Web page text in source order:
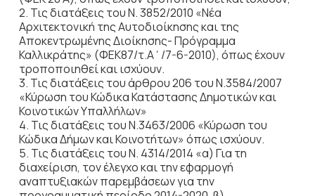
2. Τις διατάξεις του Ν. 3852/2010 «Νέα
Αρχιτεκτονική της Αυτοδιοίκησης και της
Αποκεντρωμένης Διοίκησης- Πρόγραμμα
Καλλικράτης» (ΦΕΚ87/τ.Α΄/7-6-2010), όπως έχουν
τροποποιηθεί και ισχύουν.
3. Τις διατάξεις του άρθρου 206 του Ν.3584/2007
«Κύρωση του Κώδικα Κατάστασης Δημοτικών και
Κοινοτικών Υπαλλήλων»
4. Τις διατάξεις του Ν.3463/2006 «Κύρωση του
Κώδικα Δήμων και Κοινοτήτων» όπως ισχύουν.
5. Τις διατάξεις του Ν. 4314/2014 «α) Για τη
διαχείριση, τον έλεγχο και την εφαρμογή
αναπτυξιακών παρεμβάσεων για την